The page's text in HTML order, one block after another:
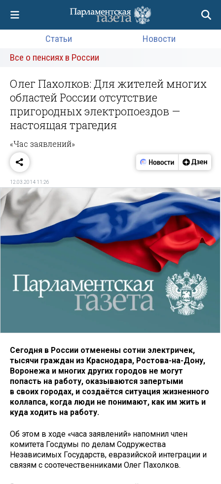
Статьи
Новости
Все о пенсиях в России
Олег Пахолков: Для жителей многих
областей России отсутствие
пригородных электропоездов —
настоящая трагедия
«Час заявлений»
12.03.2014 11:26
Сегодня в России отменены сотни электричек,
тысячи граждан из Краснодара, Ростова-на-Дону,
Воронежа и многих других городов не могут
попасть на работу, оказываются запертыми
в своих городах, и создаётся ситуация жизненного
коллапса, когда люди не понимают, как им жить и
куда ходить на работу.
Об этом в ходе «часа заявлений» напомнил член
комитета Госдумы по делам Содружества
Независимых Государств, евразийской интеграции и
связям с соотечественниками Олег Пахолков.